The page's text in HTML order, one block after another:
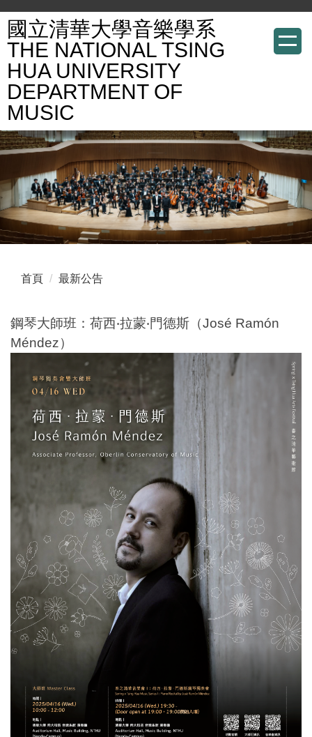
跳
到
主
要
內
容
區
國立清華大學音樂學系
THE NATIONAL TSING
HUA UNIVERSITY
DEPARTMENT OF
MUSIC
首頁 最新公告
鋼琴大師班：荷西‧拉蒙‧門德斯（José Ramón
Méndez）